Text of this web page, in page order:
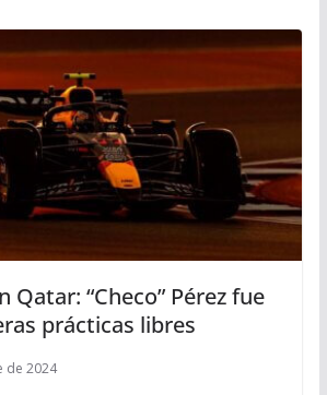
Qatar: “Checo” Pérez fue
prácticas libres
de 2024